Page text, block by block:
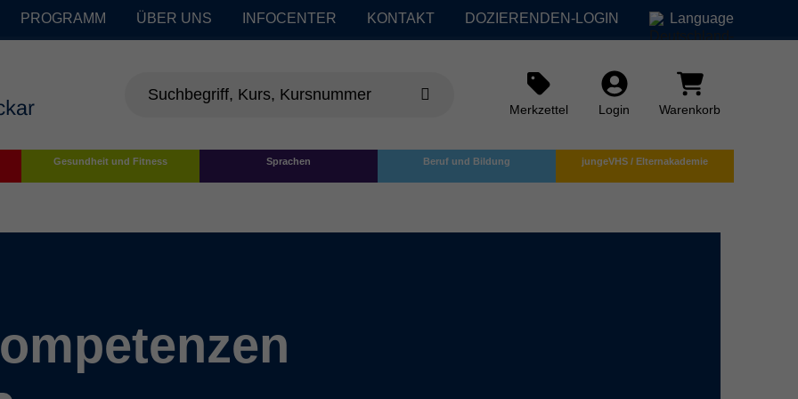
PROGRAMM ÜBER UNS INFOCENTER KONTAKT DOZIERENDEN-LOGIN Language
Merkzettel Login Warenkorb
Gesundheit und Fitness Sprachen Beruf und Bildung jungeVHS / Elternakademie